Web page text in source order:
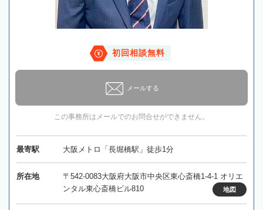
初回相談無料
メールする
この事務所はメールでのお問合せができません。
最寄駅 大阪メトロ「長堀橋駅」徒歩1分
所在地
〒542-0083大阪府大阪市中央区東心斎橋1-4-1 オリエ
ンタル東心斎橋ビル810
地図